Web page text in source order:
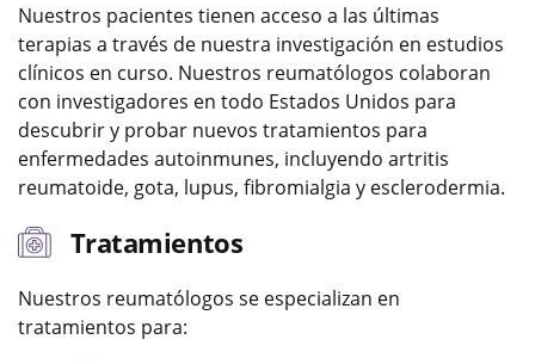
Nuestros pacientes tienen acceso a las últimas
terapias a través de nuestra investigación en estudios
clínicos en curso. Nuestros reumatólogos colaboran
con investigadores en todo Estados Unidos para
descubrir y probar nuevos tratamientos para
enfermedades autoinmunes, incluyendo artritis
reumatoide, gota, lupus, fibromialgia y esclerodermia.
Tratamientos
Nuestros reumatólogos se especializan en
tratamientos para: